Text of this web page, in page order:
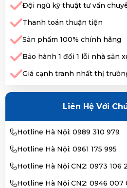
Đội ngũ kỹ thuật tư vấn
Thanh toán thuận tiện
Sản phẩm 100% chính hãng
Bảo hành 1 đổi 1 lỗi nhà sản
Giá cạnh tranh nhất thị
Liên Hệ Với
Hotline Hà Nội: 0989 310 979
Hotline Hà Nội: 0961 175 995
Hotline Hà Nội CN2: 0973 106
Hotline Hà Nội CN2: 0946 007